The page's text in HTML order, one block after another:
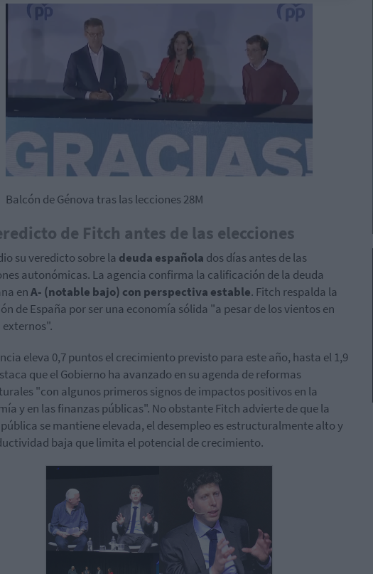
Balcón de Génova tras las lecciones 28M
de Fitch antes de las elecciones
su veredicto sobre la deuda española dos días antes de las
autonómicas. La agencia confirma la calificación de la deuda
enA- (notable bajo) con perspectiva estable. Fitch respalda la
de España por ser una economía sólida "a pesar de los vientos en
eleva 0,7 puntos el crecimiento previsto para este año, hasta el 1,9
que el Gobierno ha avanzado en su agenda de reformas
"con algunos primeros signos de impactos positivos en la
y en las finanzas públicas". No obstante Fitch advierte de que la
se mantiene elevada, el desempleo es estructuralmente alto y
baja que limita el potencial de crecimiento.